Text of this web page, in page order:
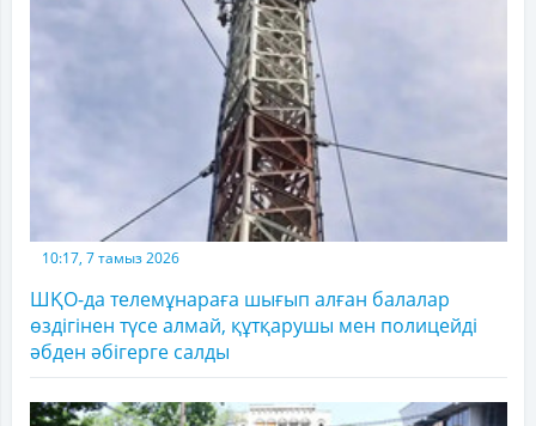
10:17, 7 тамыз 2026
ШҚО-да телемұнараға шығып алған балалар
өздігінен түсе алмай, құтқарушы мен полицейді
әбден әбігерге салды